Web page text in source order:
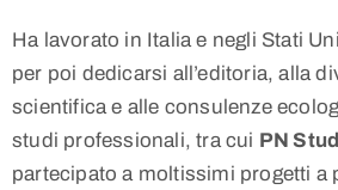
Ha lavorato in Italia e negli Stati
per poi dedicarsi all’editoria, alla
scientifica e alle consulenze
studi professionali, tra cui PN
partecipato a moltissimi progetti a